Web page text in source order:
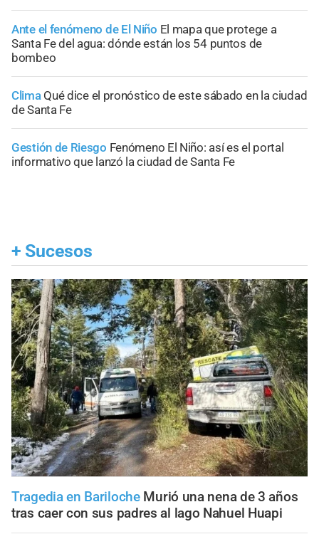
Ante el fenómeno de El Niño El mapa que protege a
Santa Fe del agua: dónde están los 54 puntos de
bombeo
Clima Qué dice el pronóstico de este sábado en la ciudad
de Santa Fe
Gestión de Riesgo Fenómeno El Niño: así es el portal
informativo que lanzó la ciudad de Santa Fe
+ Sucesos
Tragedia en Bariloche Murió una nena de 3 años
tras caer con sus padres al lago Nahuel Huapi